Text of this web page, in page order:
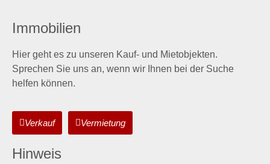
Immobilien
Hier geht es zu unseren Kauf- und Mietobjekten.
Sprechen Sie uns an, wenn wir Ihnen bei der Suche
helfen können.
Verkauf Vermietung
Hinweis